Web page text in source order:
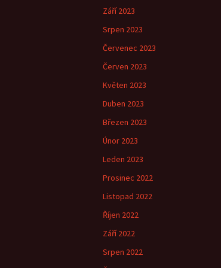
Září 2023
Srpen 2023
Červenec 2023
Červen 2023
Květen 2023
Duben 2023
Březen 2023
Únor 2023
Leden 2023
Prosinec 2022
Listopad 2022
Říjen 2022
Září 2022
Srpen 2022